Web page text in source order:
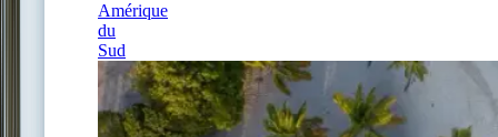
Amérique
du
Sud